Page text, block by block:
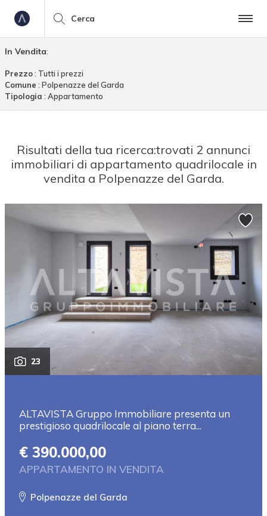
Cerca
In Vendita:
Prezzo: Tutti i prezzi
Comune : Polpenazze del Garda
Tipologia : Appartamento
Risultati della tua ricerca:trovati 2 annunci
immobiliari di appartamento quadrilocale in
vendita a Polpenazze del Garda.
23
ALTAVISTA Gruppo Immobiliare presenta un
prestigioso quadrilocale al piano terra...
€ 390.000,00
APPARTAMENTO IN VENDITA
Polpenazze del Garda